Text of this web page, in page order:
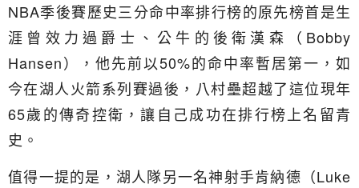
NBA季後賽歷史三分命中率排行榜的原先榜首是生
涯曾效力過爵士、公牛的後衛漢森（Bobby
Hansen），他先前以50%的命中率暫居第一，如
今在湖人火箭系列賽過後，八村壘超越了這位現年
65歲的傳奇控衛，讓自己成功在排行榜上名留青
史。
值得一提的是，湖人隊另一名神射手肯納德（Luke